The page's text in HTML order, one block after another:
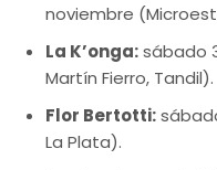
noviembre
La K’onga:sábado
Martín Fierro, Tandil).
Flor Bertotti:
La Plata).